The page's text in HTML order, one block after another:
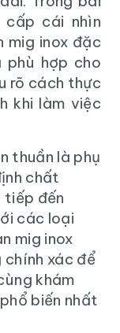
cái nhìn
mig inox đặc
phù hợp cho
rõ cách thực
khi làm việc
thuần là phụ
chất
tiếp đến
các loại
mig inox
xác để
khám
biến nhất